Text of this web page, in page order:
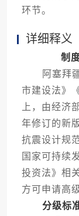
环节。
详细释义
制
阿塞拜疆
市建设法》
上，由经济
年修订的新
抗震设计规
国家可持续
投资法》相
方可申请高
分级标